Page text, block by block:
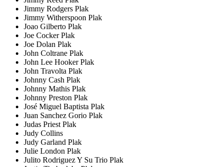
Jimmy Rodgers Plak
Jimmy Witherspoon Plak
Joao Gilberto Plak
Joe Cocker Plak
Joe Dolan Plak
John Coltrane Plak
John Lee Hooker Plak
John Travolta Plak
Johnny Cash Plak
Johnny Mathis Plak
Johnny Preston Plak
José Miguel Baptista Plak
Juan Sanchez Gorio Plak
Judas Priest Plak
Judy Collins
Judy Garland Plak
Julie London Plak
Julito Rodriguez Y Su Trio Plak